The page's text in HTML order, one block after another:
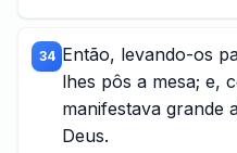
34 Então, levando-os
lhes pôs a mesa; e,
manifestava grande
Deus.